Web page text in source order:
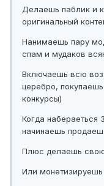
Делаешь паблик и
оригинальный
Нанимаешь пару
спам и мудаков
Включаешь всю
церебро,
конкурсы)
Когда
начинаешь
Плюс делаешь
Или